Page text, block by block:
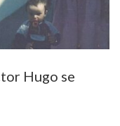
Hugo se